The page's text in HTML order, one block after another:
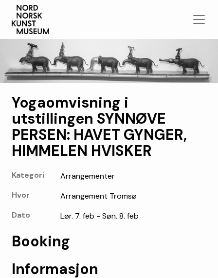
Yogaomvisning i
utstillingen SYNNØVE
PERSEN: HAVET GYNGER,
HIMMELEN HVISKER
Kategori
Arrangementer
Hvor
Arrangement Tromsø
Dato
Lør. 7. feb - Søn. 8. feb
Booking
Informasjon